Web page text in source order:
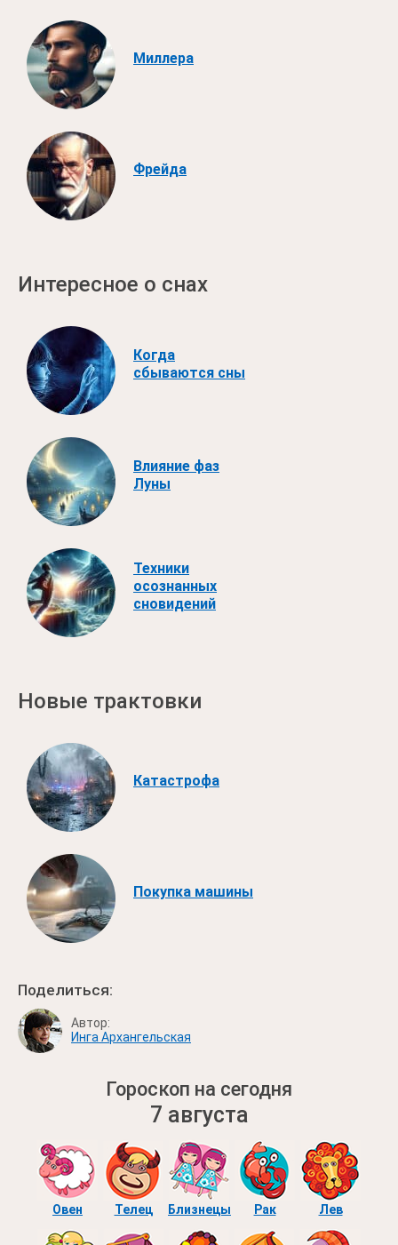
Миллера
Фрейда
Интересное о снах
Когда
сбываются сны
Влияние фаз
Луны
Техники
осознанных
сновидений
Новые трактовки
Катастрофа
Покупка машины
Поделиться:
Автор:
Инга Архангельская
Гороскоп на сегодня
7 августа
Овен Телец Близнецы Рак Лев